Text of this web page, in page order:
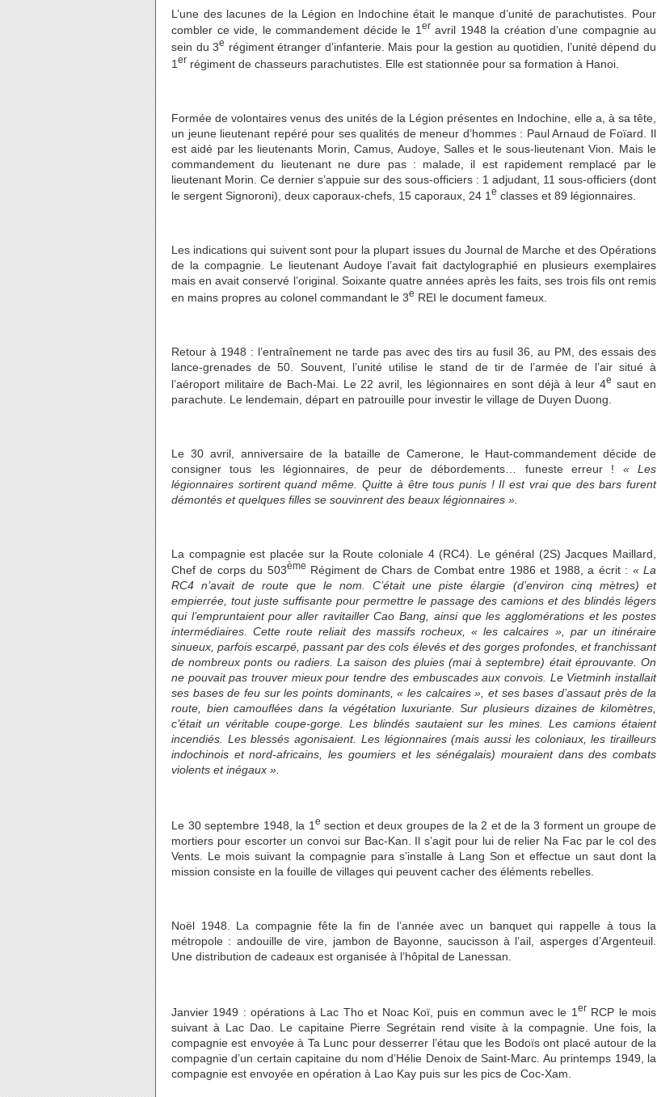
L’une des lacunes de la Légion en Indochine était le manque d’unité de parachutistes. Pour
combler ce vide, le commandement décide le 1er avril 1948 la création d’une compagnie au
sein du 3e régiment étranger d’infanterie. Mais pour la gestion au quotidien, l’unité dépend du
1 er régiment de chasseurs parachutistes. Elle est stationnée pour sa formation à Hanoi.
Formée de volontaires venus des unités de la Légion présentes en Indochine, elle a, à sa tête,
un jeune lieutenant repéré pour ses qualités de meneur d’hommes : Paul Arnaud de Foïard. Il
est aidé par les lieutenants Morin, Camus, Audoye, Salles et le sous-lieutenant Vion. Mais le
commandement du lieutenant ne dure pas : malade, il est rapidement remplacé par le
lieutenant Morin. Ce dernier s’appuie sur des sous-officiers : 1 adjudant, 11 sous-officiers (dont
le sergent Signoroni), deux caporaux-chefs, 15 caporaux, 24 1e classes et 89 légionnaires.
Les indications qui suivent sont pour la plupart issues du Journal de Marche et des Opérations
de la compagnie. Le lieutenant Audoye l’avait fait dactylographié en plusieurs exemplaires
mais en avait conservé l’original. Soixante quatre années après les faits, ses trois fils ont remis
en mains propres au colonel commandant le 3e REI le document fameux.
Retour à 1948 : l’entraînement ne tarde pas avec des tirs au fusil 36, au PM, des essais des
lance-grenades de 50. Souvent, l’unité utilise le stand de tir de l’armée de l’air situé à
l’aéroport militaire de Bach-Mai. Le 22 avril, les légionnaires en sont déjà à leur 4e saut en
parachute. Le lendemain, départ en patrouille pour investir le village de Duyen Duong.
Le 30 avril, anniversaire de la bataille de Camerone, le Haut-commandement décide de
consigner tous les légionnaires, de peur de débordements… funeste erreur ! « Les
légionnaires sortirent quand même. Quitte à être tous punis ! Il est vrai que des bars furent
démontés et quelques filles se souvinrent des beaux légionnaires ».
La compagnie est placée sur la Route coloniale 4 (RC4). Le général (2S) Jacques Maillard,
Chef de corps du 503ème Régiment de Chars de Combat entre 1986 et 1988, a écrit : « La
RC4 n’avait de route que le nom. C’était une piste élargie (d’environ cinq mètres) et
empierrée, tout juste suffisante pour permettre le passage des camions et des blindés légers
qui l’empruntaient pour aller ravitailler Cao Bang, ainsi que les agglomérations et les postes
intermédiaires. Cette route reliait des massifs rocheux, « les calcaires », par un itinéraire
sinueux, parfois escarpé, passant par des cols élevés et des gorges profondes, et franchissant
de nombreux ponts ou radiers. La saison des pluies (mai à septembre) était éprouvante. On
ne pouvait pas trouver mieux pour tendre des embuscades aux convois. Le Vietminh installait
ses bases de feu sur les points dominants, « les calcaires », et ses bases d’assaut près de la
route, bien camouflées dans la végétation luxuriante. Sur plusieurs dizaines de kilomètres,
c’était un véritable coupe-gorge. Les blindés sautaient sur les mines. Les camions étaient
incendiés. Les blessés agonisaient. Les légionnaires (mais aussi les coloniaux, les tirailleurs
indochinois et nord-africains, les goumiers et les sénégalais) mouraient dans des combats
violents et inégaux ».
Le 30 septembre 1948, la 1 e section et deux groupes de la 2 et de la 3 forment un groupe de
mortiers pour escorter un convoi sur Bac-Kan. Il s’agit pour lui de relier Na Fac par le col des
Vents. Le mois suivant la compagnie para s’installe à Lang Son et effectue un saut dont la
mission consiste en la fouille de villages qui peuvent cacher des éléments rebelles.
Noël 1948. La compagnie fête la fin de l’année avec un banquet qui rappelle à tous la
métropole : andouille de vire, jambon de Bayonne, saucisson à l’ail, asperges d’Argenteuil.
Une distribution de cadeaux est organisée à l’hôpital de Lanessan.
Janvier 1949 : opérations à Lac Tho et Noac Koï, puis en commun avec le 1 er RCP le mois
suivant à Lac Dao. Le capitaine Pierre Segrétain rend visite à la compagnie. Une fois, la
compagnie est envoyée à Ta Lunc pour desserrer l’étau que les Bodoïs ont placé autour de la
compagnie d’un certain capitaine du nom d’Hélie Denoix de Saint-Marc. Au printemps 1949, la
compagnie est envoyée en opération à Lao Kay puis sur les pics de Coc-Xam.